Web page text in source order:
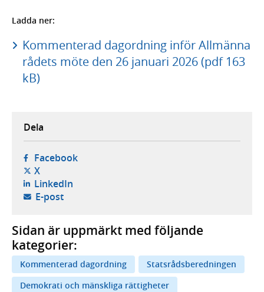
Ladda ner:
Kommenterad dagordning inför Allmänna
rådets möte den 26 januari 2026 (pdf 163
kB)
Dela
Facebook- öppnas i ny flik, extern webbplats,
X- öppnas i ny flik, extern webbplats,
LinkedIn- öppnas i ny flik, extern webbplats,
E-post- öppnar din e-postklient,
Sidan är uppmärkt med följande
kategorier:
Kommenterad dagordning
Statsrådsberedningen
Demokrati och mänskliga rättigheter